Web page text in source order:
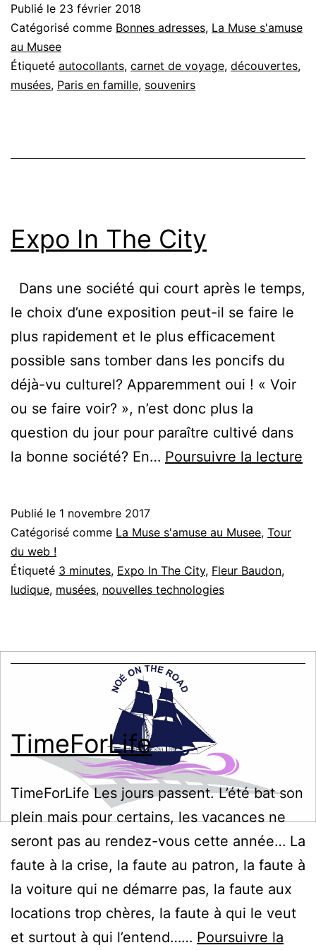
!
Publié le 23 février 2018
Catégorisé comme Bonnes adresses, La Muse s'amuse
au Musee
Étiqueté autocollants, carnet de voyage, découvertes,
musées, Paris en famille, souvenirs
Expo In The City
Dans une société qui court après le temps,
le choix d’une exposition peut-il se faire le
plus rapidement et le plus efficacement
possible sans tomber dans les poncifs du
déjà-vu culturel? Apparemment oui ! « Voir
ou se faire voir? », n’est donc plus la
question du jour pour paraître cultivé dans
la bonne société? En… Poursuivre la lecture
Publié le 1 novembre 2017
Catégorisé comme La Muse s'amuse au Musee, Tour
du web !
Étiqueté 3 minutes, Expo In The City, Fleur Baudon,
ludique, musées, nouvelles technologies
TimeForLife
TimeForLife Les jours passent. L’été bat son
plein mais pour certains, les vacances ne
seront pas au rendez-vous cette année… La
faute à la crise, la faute au patron, la faute à
la voiture qui ne démarre pas, la faute aux
locations trop chères, la faute à qui le veut
et surtout à qui l’entend…… Poursuivre la